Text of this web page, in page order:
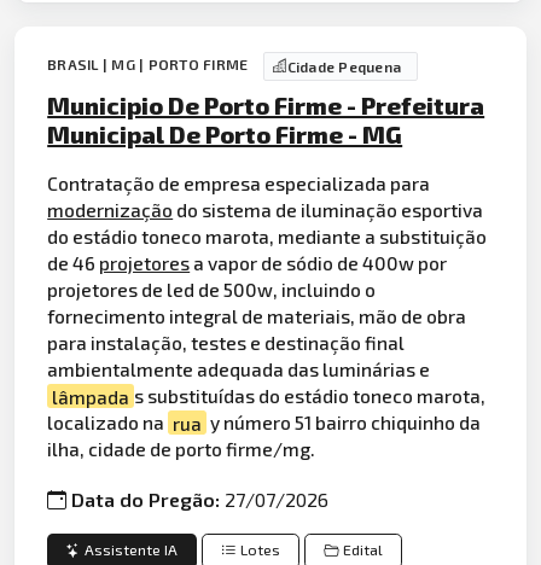
BRASIL | MG | PORTO FIRME Cidade Pequena
Municipio De Porto Firme - Prefeitura
Municipal De Porto Firme - MG
Contratação de empresa especializada para
modernização do sistema de iluminação esportiva
do estádio toneco marota, mediante a substituição
de 46 projetores a vapor de sódio de 400w por
projetores de led de 500w, incluindo o
fornecimento integral de materiais, mão de obra
para instalação, testes e destinação final
ambientalmente adequada das luminárias e
lâmpada s substituídas do estádio toneco marota,
localizado na rua y número 51 bairro chiquinho da
ilha, cidade de porto firme/mg.
Data do Pregão: 27/07/2026
Assistente IA Lotes Edital